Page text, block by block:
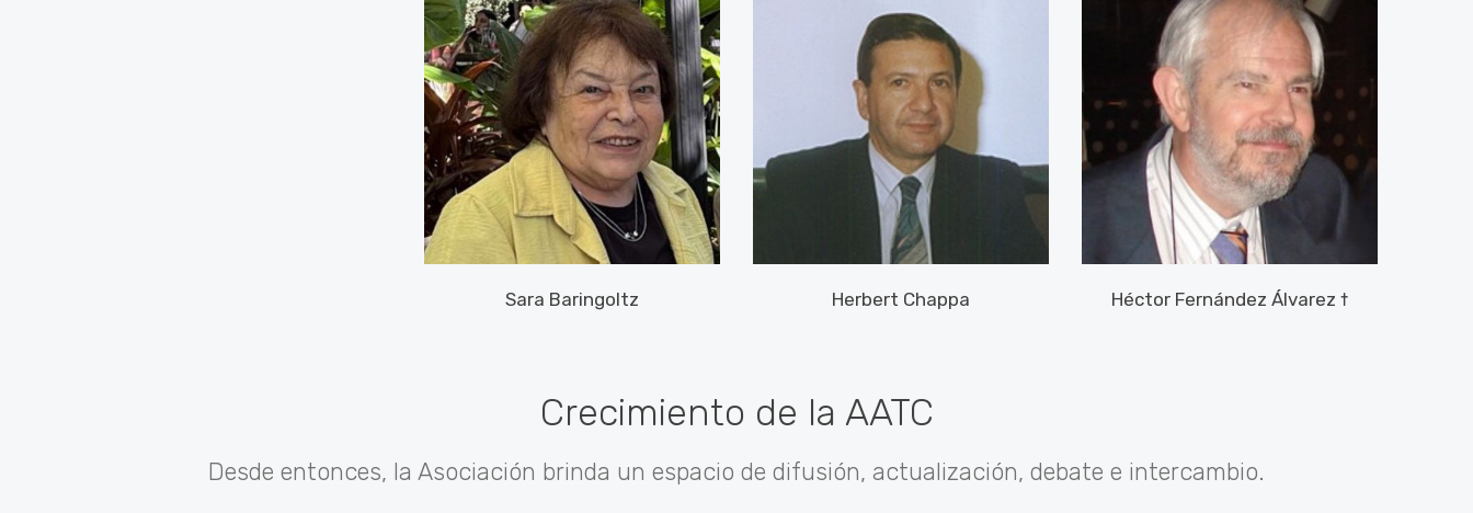
Sara Baringoltz Herbert Chappa Héctor Fernández Álvarez †
Crecimiento de la AATC
Desde entonces, la Asociación brinda un espacio de difusión, actualización, debate e intercambio.